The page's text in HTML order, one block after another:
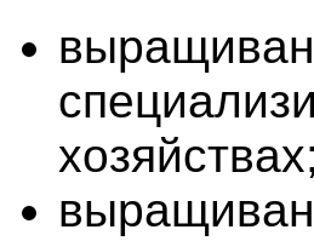
хозяйствах;